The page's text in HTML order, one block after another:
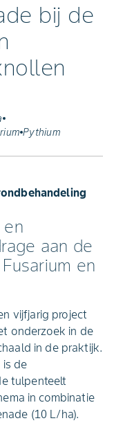
bij de
Pythium
aan de
en
vijfjarig project
onderzoek in de
in de praktijk.
de
tulpenteelt
in combinatie
(10 L/ha).